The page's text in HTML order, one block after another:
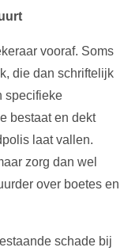
vooraf. Soms
die dan schriftelijk
specifieke
bestaat en dekt
laat vallen.
zorg dan wel
over boetes en
schade bij